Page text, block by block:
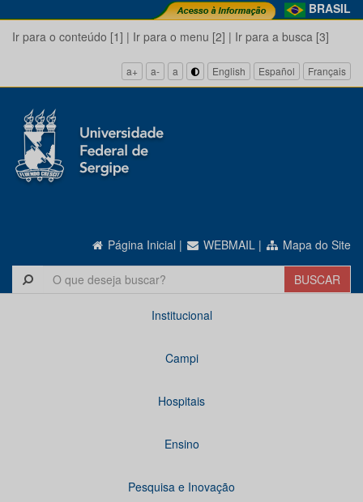
BRASIL
Ir para o conteúdo [1] | Ir para o menu [2] | Ir para a busca [3]
a+ a- a English Español Français
Página Inicial | WEBMAIL | Mapa do Site
Institucional
Campi
Hospitais
Ensino
Pesquisa e Inovação